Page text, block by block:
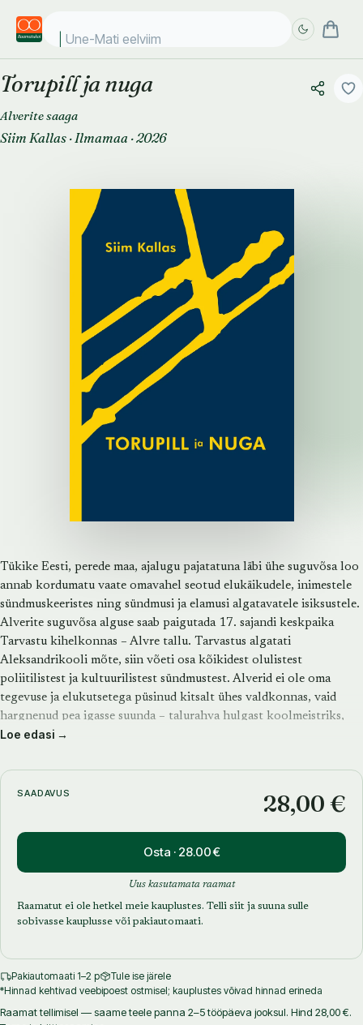
Une-Mati eelviimase
Torupill ja nuga
Alverite saaga
Siim Kallas ·Ilmamaa ·2026
Tükike Eesti, perede maa, ajalugu pajatatuna läbi ühe suguvõsa loo
annab kordumatu vaate omavahel seotud elukäikudele, inimestele
sündmuskeeristes ning sündmusi ja elamusi algatavatele isiksustele.
Alverite suguvõsa alguse saab paigutada 17. sajandi keskpaika
Tarvastu kihelkonnas – Alvre tallu. Tarvastus algatati
Aleksandrikooli mõte, siin võeti osa kõikidest olulistest
poliitilistest ja kultuurilistest sündmustest. Alverid ei ole oma
tegevuse ja elukutsetega püsinud kitsalt ühes valdkonnas, vaid
hargnenud pea igasse suunda – talurahva hulgast koolmeistriks,
kunsti ja kirjandusse, poliitikasse ja tööstusesse. See on kolmsada
ajaloos. Nõnda on suguvõsa mitte ainult geneetiline, vaid ka
sotsiaalne, kultuuriline ja ajalooline nähtus. Hõimlaste kaudu on
perekonnanimed muutunud, kuid sellesse kuuluvad Printsmannid,
Loe edasi →
SAADAVUS 28,00 €
Osta · 28.00 €
Uus kasutamata raamat
Raamatut ei ole hetkel meie kauplustes. Telli siit ja suuna sulle
sobivasse kauplusse või pakiautomaati.
Pakiautomaati 1–2 p
Tule ise järele
*Hinnad kehtivad veebipoest ostmisel; kauplustes võivad hinnad erineda
Raamat tellimisel — saame teele panna 2–5 tööpäeva jooksul. Hind 28,00 €.